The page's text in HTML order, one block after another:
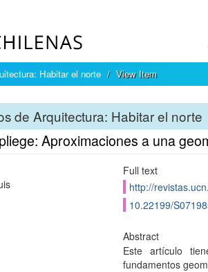
Habitar el norte View Item
de Arquitectura: Habitar el norte
Aproximaciones a una
Full text
http://
10.22199/
Abstract
Este artículo
fundamentos